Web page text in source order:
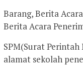
Barang, Berita
Berita Acara
SPM(Surat
alamat sekolah